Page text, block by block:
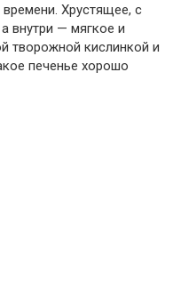
Хрустящее, с
внутри — мягкое и
творожной кислинкой и
печенье хорошо